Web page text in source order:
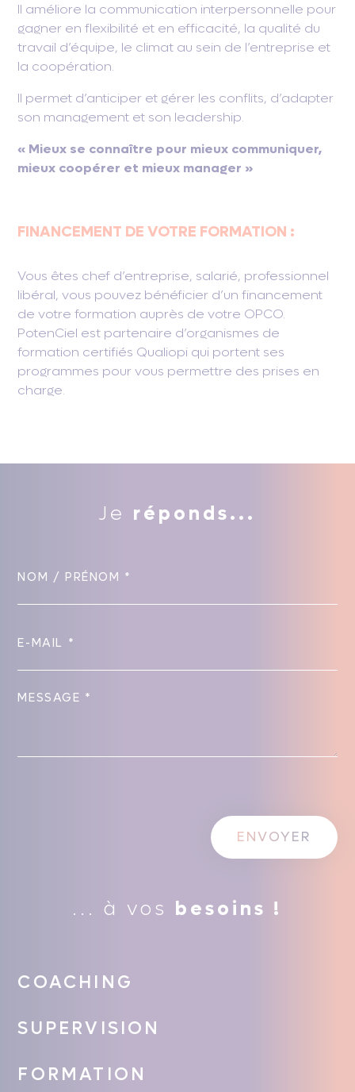
Il améliore la communication interpersonnelle pour
gagner en flexibilité et en efficacité, la qualité du
travail d’équipe, le climat au sein de l’entreprise et
la coopération.
Il permet d’anticiper et gérer les conflits, d’adapter
son management et son leadership.
« Mieux se connaître pour mieux communiquer,
mieux coopérer et mieux manager »
FINANCEMENT DE VOTRE FORMATION :
Vous êtes chef d’entreprise, salarié, professionnel
libéral, vous pouvez bénéficier d’un financement
de votre formation auprès de votre OPCO.
PotenCiel est partenaire d’organismes de
formation certifiés Qualiopi qui portent ses
programmes pour vous permettre des prises en
charge.
Je réponds...
... à vos besoins !
COACHING
SUPERVISION
FORMATION